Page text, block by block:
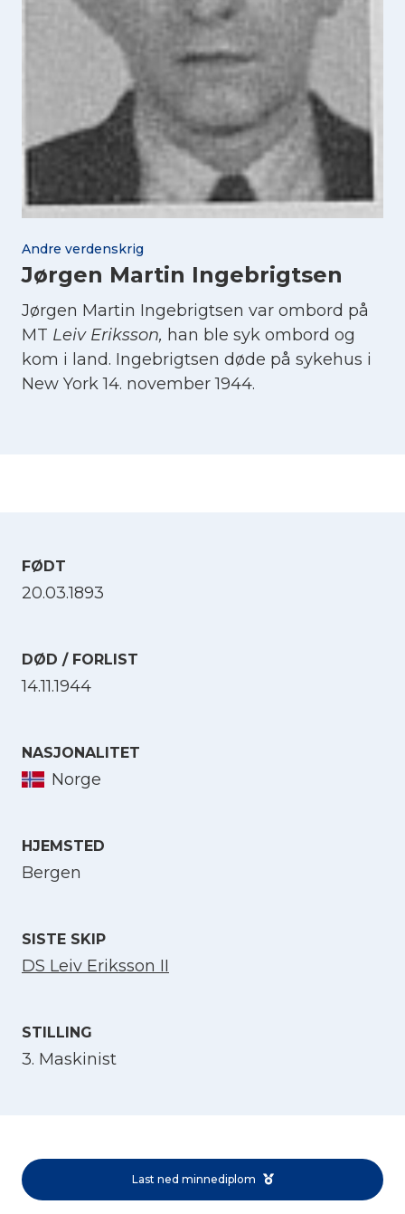
Andre verdenskrig
Jørgen Martin Ingebrigtsen
Jørgen Martin Ingebrigtsen var ombord på
MT Leiv Eriksson, han ble syk ombord og
kom i land. Ingebrigtsen døde på sykehus i
New York 14. november 1944.
FØDT
20.03.1893
DØD / FORLIST
14.11.1944
NASJONALITET
Norge
HJEMSTED
Bergen
SISTE SKIP
DS Leiv Eriksson II
STILLING
3. Maskinist
Last ned minnediplom
Velg språk
Norsk bokmål